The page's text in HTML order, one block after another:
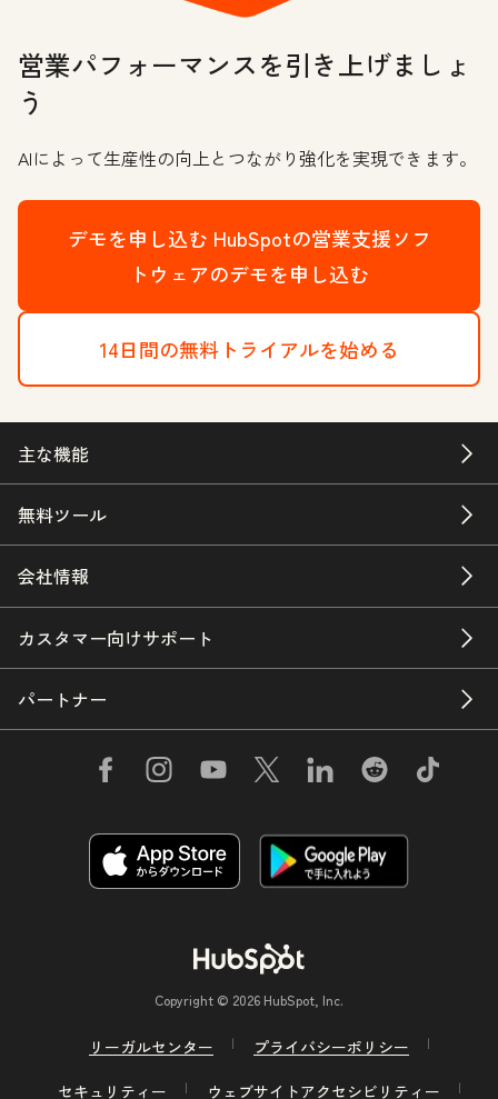
営業パフォーマンスを引き上げましょ
う
AIによって生産性の向上とつながり強化を実現できます。
デモを申し込む HubSpotの営業支援ソフ
トウェアのデモを申し込む
14日間の無料トライアルを始める
主な機能
無料ツール
会社情報
カスタマー向けサポート
パートナー
Copyright © 2026 HubSpot, Inc.
リーガルセンター
プライバシーポリシー
セキュリティー
ウェブサイトアクセシビリティー